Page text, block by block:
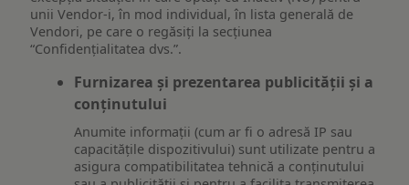
unii Vendor-i, în mod individual, în lista generală de
Vendori, pe care o regăsiți la secțiunea
“Confidențialitatea dvs.”.
Furnizarea și prezentarea publicității și a
conținutului
Anumite informații (cum ar fi o adresă IP sau
capacitățile dispozitivului) sunt utilizate pentru a
asigura compatibilitatea tehnică a conținutului